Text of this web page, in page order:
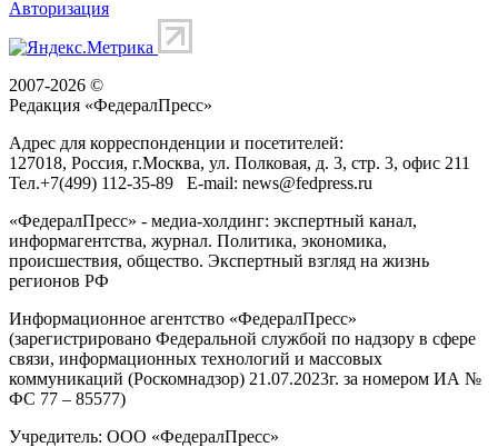
Авторизация
2007-2026 ©
Редакция «ФедералПресс»
Адрес для корреспонденции и посетителей:
127018, Россия, г.Москва, ул. Полковая, д. 3, стр. 3, офис 211
Тел.+7(499) 112-35-89 E-mail: news@fedpress.ru
«ФедералПресс» - медиа-холдинг: экспертный канал,
информагентства, журнал. Политика, экономика,
происшествия, общество. Экспертный взгляд на жизнь
регионов РФ
Информационное агентство «ФедералПресс»
(зарегистрировано Федеральной службой по надзору в сфере
связи, информационных технологий и массовых
коммуникаций (Роскомнадзор) 21.07.2023г. за номером ИА №
ФС 77 – 85577)
Учредитель: ООО «ФедералПресс»